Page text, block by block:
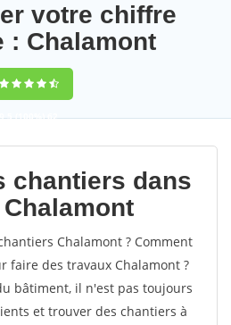
votre chiffre
: Chalamont
9,5(100%)62
votes
chantiers dans
Chalamont ? Comment
faire des travaux Chalamont ?
bâtiment, il n'est pas toujours
et trouver des chantiers à